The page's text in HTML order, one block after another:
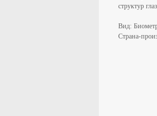
структур
Вид:
Страна-